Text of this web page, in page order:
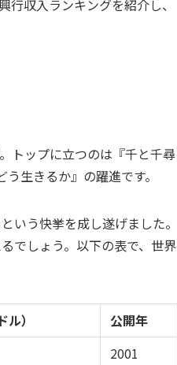
収入ランキングを紹介し、
トップに立つのは『千と千尋
生きるか』の躍進です。
いう快挙を成し遂げました。
でしょう。以下の表で、世界
）
公開年
2001